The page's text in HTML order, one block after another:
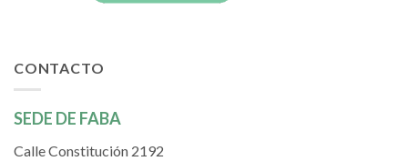
CONTACTO
SEDE DE FABA
Calle Constitución 2192